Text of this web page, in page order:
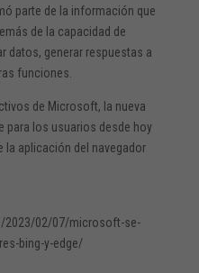
parte de la información que
de la capacidad de
datos, generar respuestas a
funciones.
de Microsoft, la nueva
para los usuarios desde hoy
la aplicación del navegador
2023/02/07/microsoft-se-
bing-y-edge/